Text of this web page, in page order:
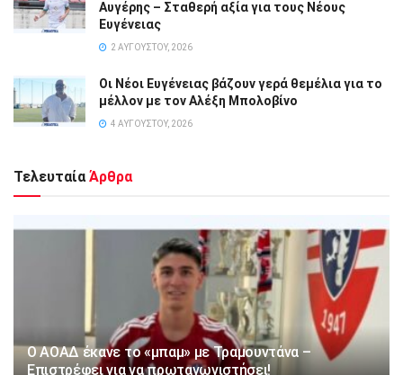
Αυγέρης – Σταθερή αξία για τους Νέους
Ευγένειας
2 ΑΥΓΟΎΣΤΟΥ, 2026
Οι Νέοι Ευγένειας βάζουν γερά θεμέλια για το
μέλλον με τον Αλέξη Μπολοβίνο
4 ΑΥΓΟΎΣΤΟΥ, 2026
Τελευταία Άρθρα
Ο ΑΟΑΔ έκανε το «μπαμ» με Τραμουντάνα –
Επιστρέφει για να πρωταγωνιστήσει!